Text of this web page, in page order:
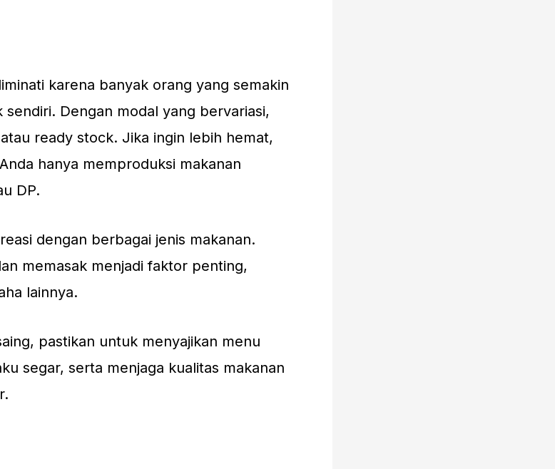
karena banyak orang yang semakin
Dengan modal yang bervariasi,
ready stock. Jika ingin lebih hemat,
hanya memproduksi makanan
DP.
dengan berbagai jenis makanan.
memasak menjadi faktor penting,
lainnya.
pastikan untuk menyajikan menu
segar, serta menjaga kualitas makanan